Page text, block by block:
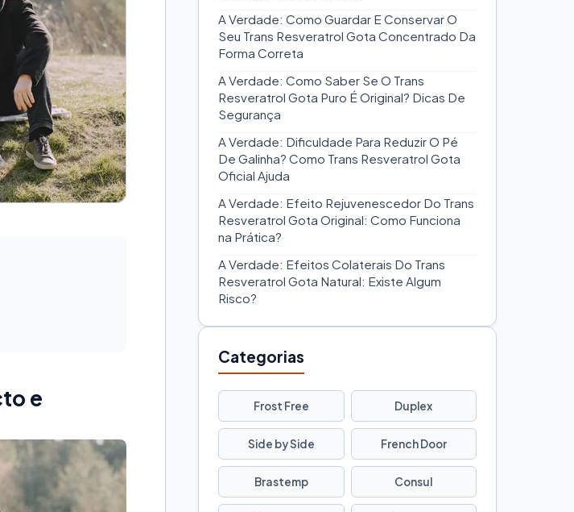
e
A Verdade: Como Guardar E Conservar O
Seu Trans Resveratrol Gota Concentrado Da
Forma Correta
A Verdade: Como Saber Se O Trans
Resveratrol Gota Puro É Original? Dicas De
Segurança
A Verdade: Dificuldade Para Reduzir O Pé
De Galinha? Como Trans Resveratrol Gota
Oficial Ajuda
A Verdade: Efeito Rejuvenescedor Do Trans
Resveratrol Gota Original: Como Funciona
na Prática?
A Verdade: Efeitos Colaterais Do Trans
Resveratrol Gota Natural: Existe Algum
Risco?
Categorias
Frost Free Duplex
Side by Side French Door
Brastemp Consul